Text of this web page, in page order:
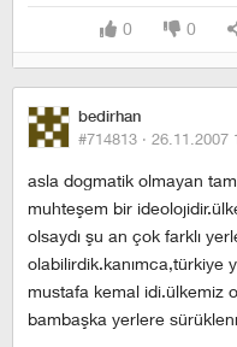
0 0
bedirhan
#714813 · 26.11.2007
asla dogmatik olmayan
muhteşem bir
olsaydı şu an çok farklı
olabilirdik.kanımca,türkiye
mustafa kemal idi.ülkemiz
bambaşka yerlere